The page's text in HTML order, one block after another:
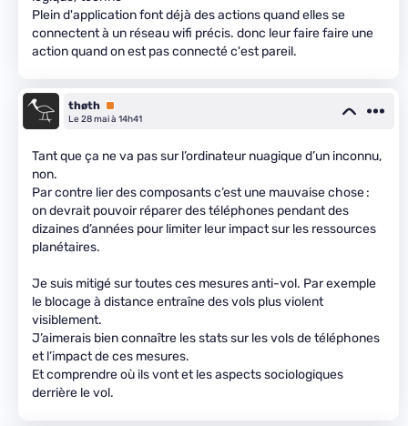
Plein d'application font déjà des actions quand elles se
connectent à un réseau wifi précis. donc leur faire faire une
action quand on est pas connecté c'est pareil.
thøth Premium
Le 28 mai à 14h41
Tant que ça ne va pas sur l’ordinateur nuagique d’un inconnu,
non.
Par contre lier des composants c’est une mauvaise chose :
on devrait pouvoir réparer des téléphones pendant des
dizaines d’années pour limiter leur impact sur les ressources
planétaires.
Je suis mitigé sur toutes ces mesures anti-vol. Par exemple
le blocage à distance entraîne des vols plus violent
visiblement.
J’aimerais bien connaître les stats sur les vols de téléphones
et l’impact de ces mesures.
Et comprendre où ils vont et les aspects sociologiques
derrière le vol.